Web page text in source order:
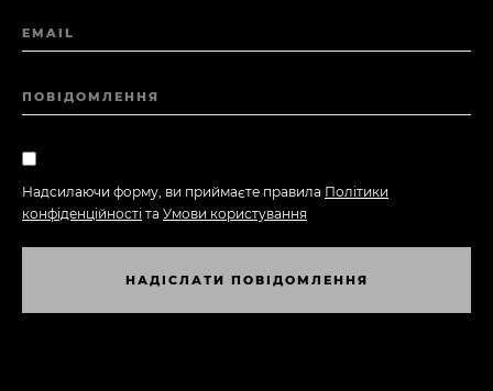
EMAIL
ПОВІДОМЛЕННЯ
Надсилаючи форму, ви приймаєте правила Політики
конфіденційності та Умови користування
НАДІ СЛ АТИ П ОВІ ДОМ Л ЕННЯ